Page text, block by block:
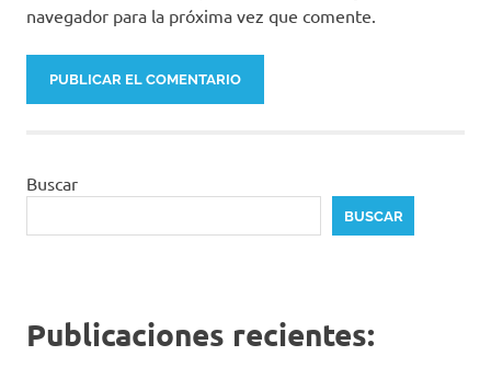
navegador para la próxima vez que comente.
Buscar
BUSCAR
Publicaciones recientes: